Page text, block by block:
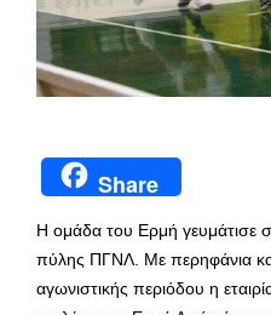
Share
Η ομάδα του Ερμή γευμάτισε
πύλης ΠΓΝΛ. Με περηφάνια και
αγωνιστικής περιόδου η